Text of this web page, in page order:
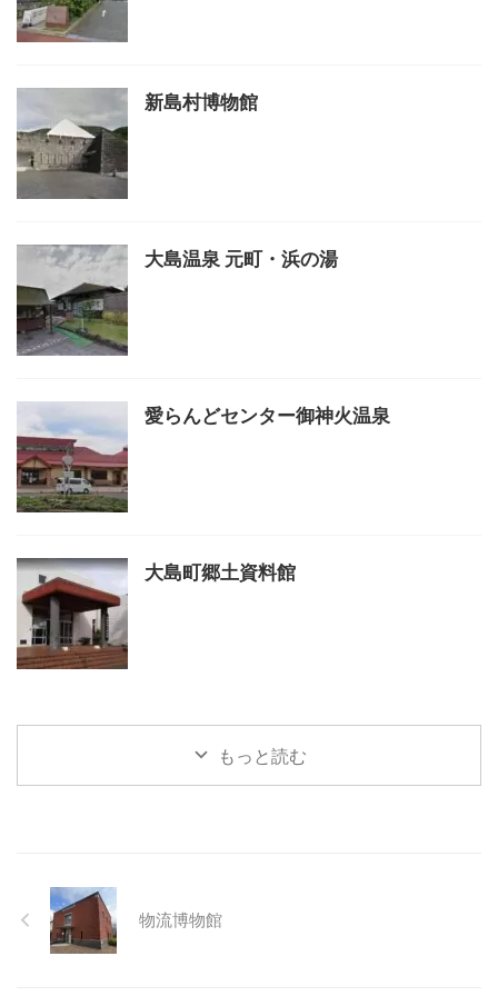
新島村博物館
大島温泉 元町・浜の湯
愛らんどセンター御神火温泉
大島町郷土資料館
もっと読む
物流博物館